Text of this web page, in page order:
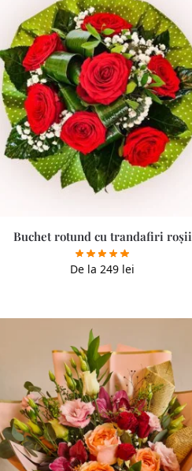
Buchet rotund cu trandafiri roșii
De la249 lei